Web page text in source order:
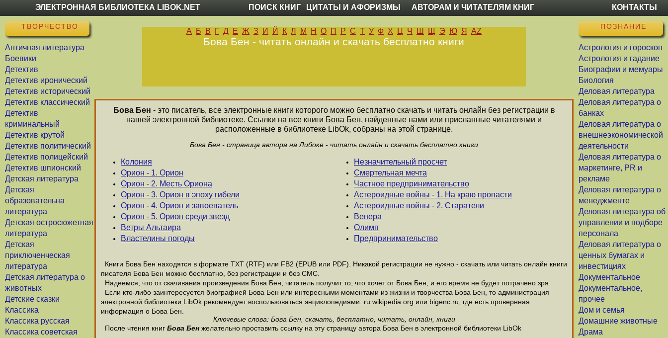
ЭЛЕКТРОННАЯ БИБЛИОТЕКА LIBOK.NET ПОИСК КНИГ ЦИТАТЫ И АФОРИЗМЫ АВТОРАМ И ЧИТАТЕЛЯМ КНИГ КОНТАКТЫ
ТВОРЧЕСТВО
Античная литература
Боевики
Детектив
Детектив иронический
Детектив исторический
Детектив классический
Детектив
криминальный
Детектив крутой
Детектив политический
Детектив полицейский
Детектив шпионский
Детская литература
Детская
образовательна
литература
Детская остросюжетная
литература
Детская
приключенческая
литература
Детская литература о
животных
Детские сказки
Классика
Классика русская
Классика советская
ПОЗНАНИЕ
Астрология и гороскоп
Астрология и гадание
Биографии и мемуары
Биология
Деловая литература
Деловая литература о
банках
Деловая литература о
внешнеэкономической
деятельности
Деловая литература о
маркетинге, PR и
рекламе
Деловая литература о
менеджменте
Деловая литература об
управлении и подборе
персонала
Деловая литература о
ценных бумагах и
инвестициях
Документальное
Документальное,
прочее
Дом и семья
Домашние животные
Драма
А Б В Г Д Е Ж З И Й К Л М Н О П Р С Т У Ф Х Ц Ч Ш Щ Э Ю Я AZ
Бова Бен - читать онлайн и скачать бесплатно книги
Бова Бен - это писатель, все электронные книги которого можно бесплатно скачать и читать онлайн без регистрации в
нашей электронной библиотеке. Ссылки на все книги Бова Бен, найденные нами или присланные читателями и
расположенные в библиотеке LibOk, собраны на этой странице.
Бова Бен - страница автора на Либоке - читать онлайн и скачать бесплатно книги
Колония
Орион - 1. Орион
Орион - 2. Месть Ориона
Орион - 3. Орион в эпоху гибели
Орион - 4. Орион и завоеватель
Орион - 5. Орион среди звезд
Ветры Альтаира
Властелины погоды
Незначительный просчет
Смертельная мечта
Частное предпринимательство
Астероидные войны - 1. На краю пропасти
Астероидные войны - 2. Старатели
Венера
Олимп
Предпринимательство
Книги Бова Бен находятся в формате ТХТ (RTF) или FB2 (EPUB или PDF). Никакой регистрации не нужно - скачать или читать онлайн книги
писателя Бова Бен можно бесплатно, без регистрации и без СМС.
Надеемся, что от скачивания произведения Бова Бен, читатель получит то, что хочет от Бова Бен, и его время не будет потрачено зря.
Если кто-либо заинтересуется биографией Бова Бен или интересными моментами из жизни и творчества Бова Бен, то администрация
электронной библиотеки LibOk рекомендует воспользоваться энциклопедиями: ru.wikipedia.org или bigenc.ru, где есть провернная
информация о Бова Бен.
Ключевые слова: Бова Бен, скачать, бесплатно, читать, онлайн, книги
После чтения книг Бова Бен желательно проставить ссылку на эту страницу автора Бова Бен в электронной библиотеки LibOk